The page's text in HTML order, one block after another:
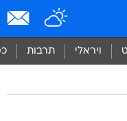
ויראלי תרבות